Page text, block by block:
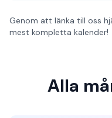
Genom att länka till oss
mest kompletta kalender!
Alla